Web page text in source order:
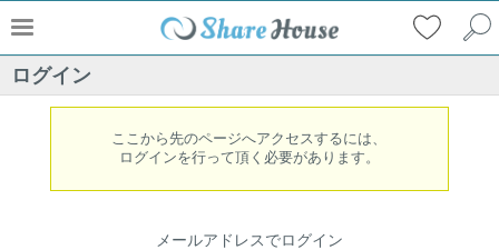
ログイン
ここから先のページへアクセスするには、
ログインを行って頂く必要があります。
メールアドレスでログイン